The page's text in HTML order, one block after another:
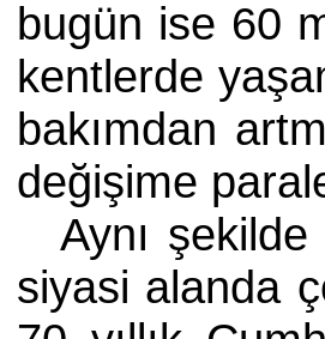
bugün ise 60
kentlerde
bakımdan
değişime
Aynı
siyasi alanda